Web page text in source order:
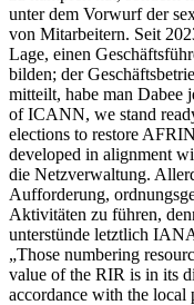
unter dem Vorwurf der
von Mitarbeitern. Seit
Lage, einen
bilden; der
mitteilt, habe man Dabee
of ICANN, we stand
elections to restore
developed in alignment
die Netzverwaltung.
Aufforderung,
Aktivitäten zu führen,
unterstünde letztlich
„Those numbering
value of the RIR is in its
accordance with the local